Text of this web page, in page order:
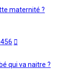
maternité ?
qui va naitre ?